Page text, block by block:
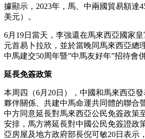
據顯示，2023年，馬、中兩國貿易額達
美元）。
6月19日當天，李強還在馬來西亞國家
元首易卜拉欣，並於當晚同馬來西亞總
中馬建交50周年暨”中馬友好年”招待會
延長免簽政策
本周四（6月20日），中國和馬來西亞
夥伴關係、共建中馬命運共同體的聯合
中方同意延長對馬來西亞公民免簽政策
安排，馬方將延長對中國公民免簽證政
亞房屋及地方政府部長倪可敏20日表示